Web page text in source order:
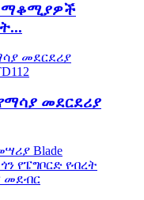
ማቆሚያዎች
መደርደሪያ